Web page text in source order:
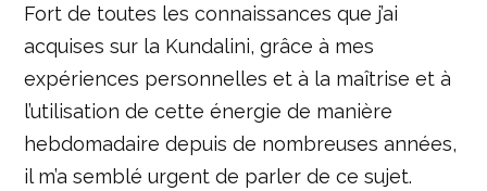
Fort de toutes les connaissances que j’ai
acquises sur la Kundalini, grâce à mes
expériences personnelles et à la maîtrise et à
l’utilisation de cette énergie de manière
hebdomadaire depuis de nombreuses années,
il m’a semblé urgent de parler de ce sujet.